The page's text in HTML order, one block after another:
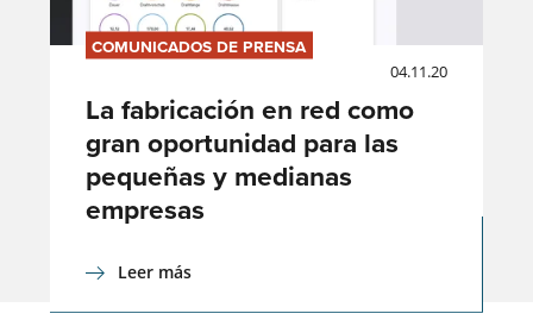
COMUNICADOS DE PRENSA
04.11.20
La fabricación en red como
gran oportunidad para las
pequeñas y medianas
empresas
Leer más